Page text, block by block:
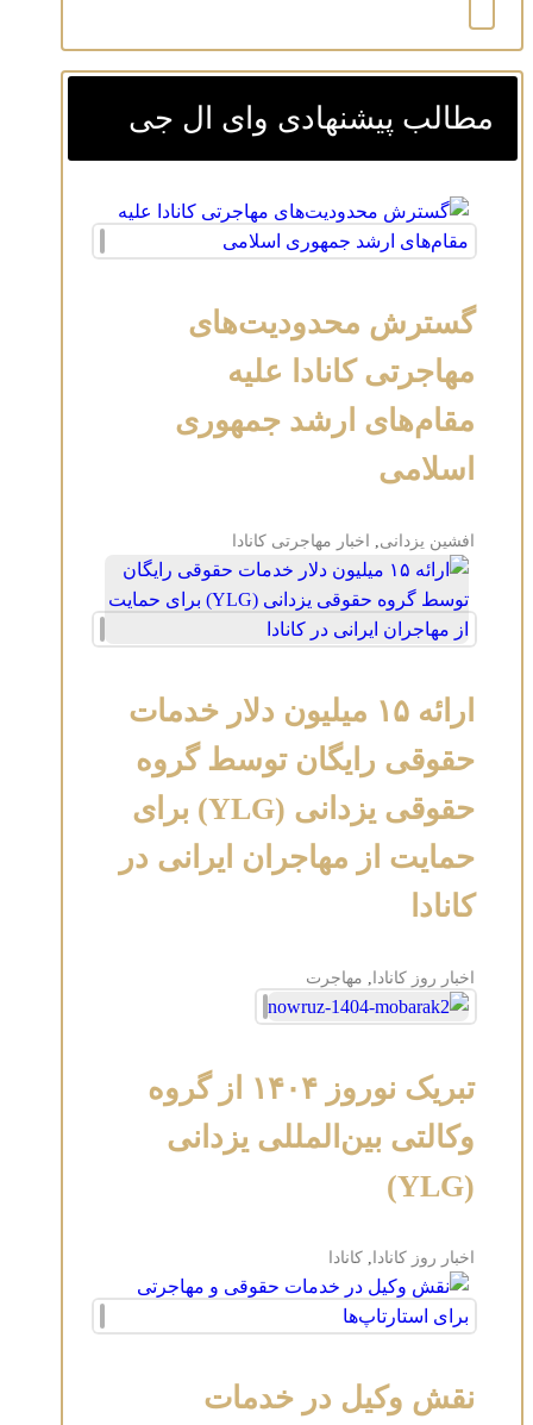
مطالب پیشنهادی وای ال جی
گسترش محدودیت‌های
مهاجرتی کانادا علیه
مقام‌های ارشد جمهوری
اسلامی
افشین یزدانی, اخبار مهاجرتی کانادا
ارائه ۱۵ میلیون دلار خدمات
حقوقی رایگان توسط گروه
حقوقی یزدانی (YLG) برای
حمایت از مهاجران ایرانی در
کانادا
اخبار روز کانادا , مهاجرت
تبریک نوروز ۱۴۰۴ از گروه
وکالتی بین‌المللی یزدانی
(YLG)
اخبار روز کانادا ,کانادا
نقش وکیل در خدمات